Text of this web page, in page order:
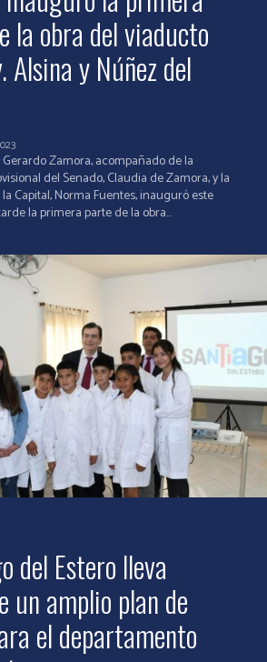
la obra del viaducto
Alsina y Núñez del
Zamora, acompañado de la
del Senado, Claudia de Zamora, y la
Capital, Norma Fuentes, inauguró este
la primera parte de la obra...
del Estero lleva
un amplio plan de
el departamento